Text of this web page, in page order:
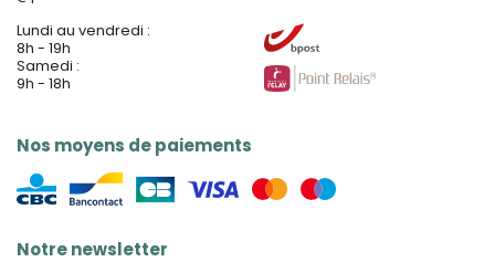
Lundi au vendredi :
8h - 19h
Samedi :
9h - 18h
Nos moyens de paiements
Notre newsletter